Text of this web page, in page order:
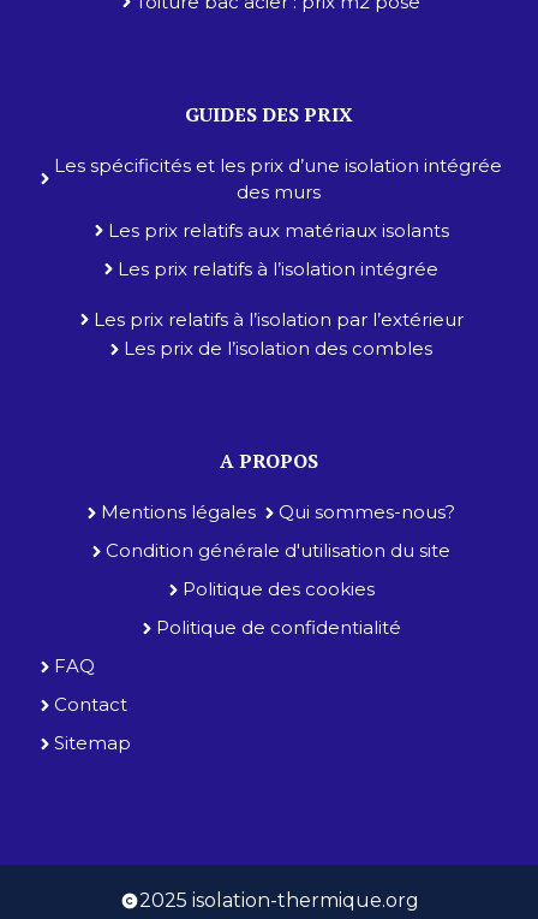
GUIDES DES PRIX
Les spécificités et les prix d’une isolation intégrée
des murs
Les prix relatifs aux matériaux isolants
Les prix relatifs à l’isolation intégrée
Les prix relatifs à l’isolation par l’extérieur
Les prix de l’isolation des combles
A PROPOS
Mentions légales
Qui sommes-nous?
Condition générale d'utilisation du site
Politique des cookies
Politique de confidentialité
FAQ
Contact
Sitemap
2025 isolation-thermique.org